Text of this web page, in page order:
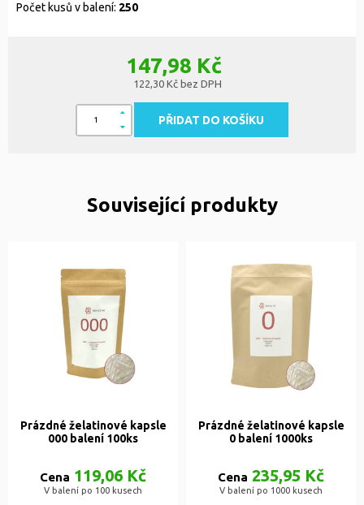
Počet kusů v balení: 250
147,98 Kč
122,30 Kč bez DPH
PŘIDAT DO KOŠÍKU
Související produkty
Prázdné želatinové kapsle
000 balení 100ks
Cena 119,06 Kč
V balení po 100 kusech
Prázdné želatinové kapsle
0 balení 1000ks
Cena 235,95 Kč
V balení po 1000 kusech